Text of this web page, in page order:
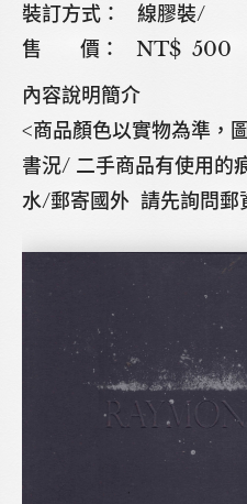
裝訂方式： 線膠裝/
售 價： NT$ 500
內容說明簡介
<商品顏色以實物為
書況/ 二手商品有使用的
水/郵寄國外 請先詢問郵